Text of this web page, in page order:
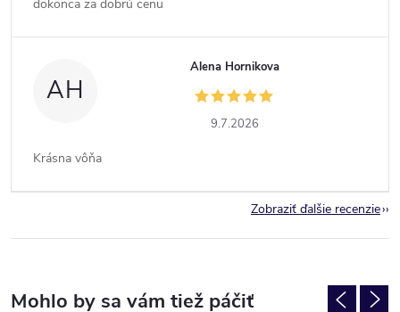
dokonca za dobrú cenu
AH
Alena Hornikova
9.7.2026
Krásna vôňa
Zobraziť ďalšie recenzie